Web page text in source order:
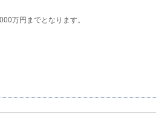
万円までとなります。